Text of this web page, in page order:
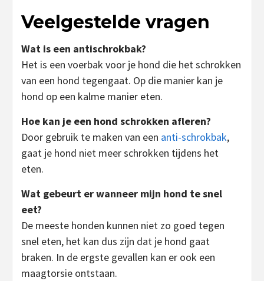
Veelgestelde vragen
Wat is een antischrokbak?
Het is een voerbak voor je hond die het schrokken
van een hond tegengaat. Op die manier kan je
hond op een kalme manier eten.
Hoe kan je een hond schrokken afleren?
Door gebruik te maken van een anti-schrokbak,
gaat je hond niet meer schrokken tijdens het
eten.
Wat gebeurt er wanneer mijn hond te snel
eet?
De meeste honden kunnen niet zo goed tegen
snel eten, het kan dus zijn dat je hond gaat
braken. In de ergste gevallen kan er ook een
maagtorsie ontstaan.